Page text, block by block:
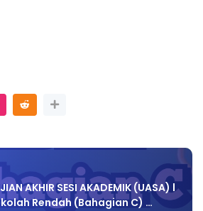
AKHIR SESI AKADEMIK (UASA) l
Rendah (Bahagian C) …